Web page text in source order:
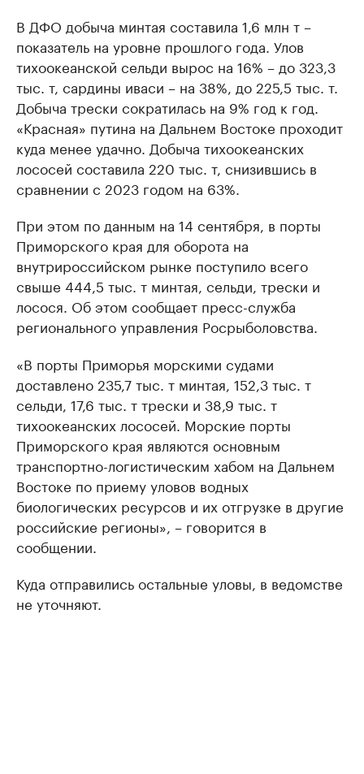
В ДФО добыча минтая составила 1,6 млн т –
показатель на уровне прошлого года. Улов
тихоокеанской сельди вырос на 16% – до 323,3
тыс. т, сардины иваси – на 38%, до 225,5 тыс. т.
Добыча трески сократилась на 9% год к год.
«Красная» путина на Дальнем Востоке проходит
куда менее удачно. Добыча тихоокеанских
лососей составила 220 тыс. т, снизившись в
сравнении с 2023 годом на 63%.
При этом по данным на 14 сентября, в порты
Приморского края для оборота на
внутрироссийском рынке поступило всего
свыше 444,5 тыс. т минтая, сельди, трески и
лосося. Об этом сообщает пресс-служба
регионального управления Росрыболовства.
«В порты Приморья морскими судами
доставлено 235,7 тыс. т минтая, 152,3 тыс. т
сельди, 17,6 тыс. т трески и 38,9 тыс. т
тихоокеанских лососей. Морские порты
Приморского края являются основным
транспортно-логистическим хабом на Дальнем
Востоке по приему уловов водных
биологических ресурсов и их отгрузке в другие
российские регионы», – говорится в
сообщении.
Куда отправились остальные уловы, в ведомстве
не уточняют.